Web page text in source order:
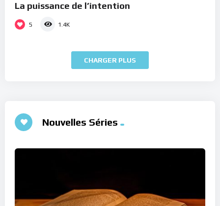
La puissance de l’intention
5 1.4K
CHARGER PLUS
Nouvelles Séries